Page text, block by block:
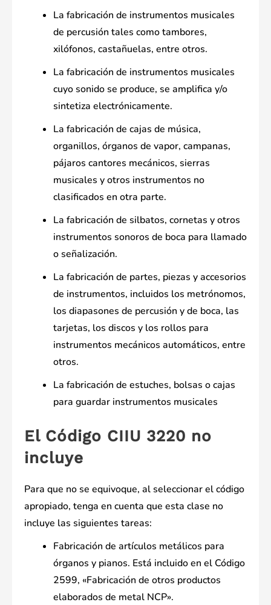
La fabricación de instrumentos musicales
de percusión tales como tambores,
xilófonos, castañuelas, entre otros.
La fabricación de instrumentos musicales
cuyo sonido se produce, se amplifica y/o
sintetiza electrónicamente.
La fabricación de cajas de música,
organillos, órganos de vapor, campanas,
pájaros cantores mecánicos, sierras
musicales y otros instrumentos no
clasificados en otra parte.
La fabricación de silbatos, cornetas y otros
instrumentos sonoros de boca para llamado
o señalización.
La fabricación de partes, piezas y accesorios
de instrumentos, incluidos los metrónomos,
los diapasones de percusión y de boca, las
tarjetas, los discos y los rollos para
instrumentos mecánicos automáticos, entre
otros.
La fabricación de estuches, bolsas o cajas
para guardar instrumentos musicales
El Código CIIU 3220 no
incluye
Para que no se equivoque, al seleccionar el código
apropiado, tenga en cuenta que esta clase no
incluye las siguientes tareas:
Fabricación de artículos metálicos para
órganos y pianos. Está incluido en el Código
2599, «Fabricación de otros productos
elaborados de metal NCP».